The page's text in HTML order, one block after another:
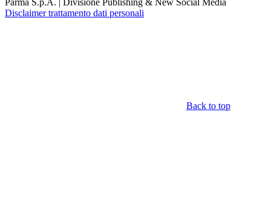
Parma S.p.A. | Divisione Publishing & New Social Media
Disclaimer trattamento dati personali
Back to top